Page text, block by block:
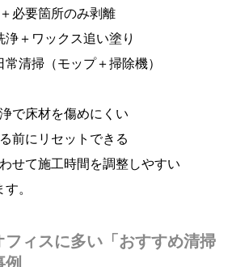
必要箇所のみ剥離
浄＋ワックス追い塗り
清掃（モップ＋掃除機）
で床材を傷めにくい
前にリセットできる
せて施工時間を調整しやすい
。
フィスに多い「おすすめ清掃